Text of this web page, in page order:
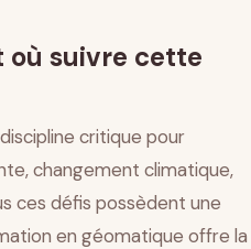
où suivre cette
critique pour
changement climatique,
ces défis possèdent une
en géomatique offre la